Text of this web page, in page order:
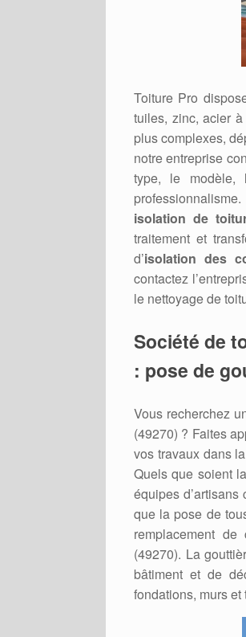
Toiture Pro
tuiles, zinc, acier
plus complexes,
notre entreprise
type, le modèle,
isolation de
traitement et
d’isolation des
contactez
le nettoyage de
Société de
: pose de
Vous recherchez
(49270) ? Faites
vos travaux dans
Quels que soient
équipes
que la pose de
remplacement
(49270). La
bâtiment et de
fondations, murs et